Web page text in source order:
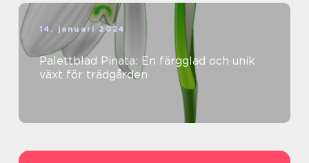
14. januari 2024
Palettblad Pinata: En färgglad och unik
växt för trädgården